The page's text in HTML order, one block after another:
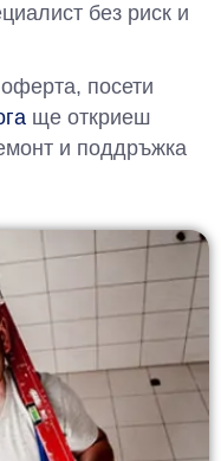
без риск и
посети
ще откриеш
и поддръжка